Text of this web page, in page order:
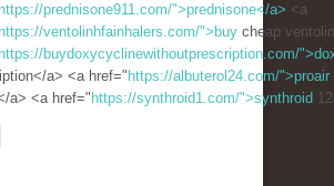
https://prednisone911.com/">prednisone</a> <a
https://ventolinhfainhalers.com/">buy cheap
https://buydoxycyclinewithoutprescription.com/
a> <a href=" https://albuterol24.com/">proair
a> <a href=" https://synthroid1.com/">synthroid